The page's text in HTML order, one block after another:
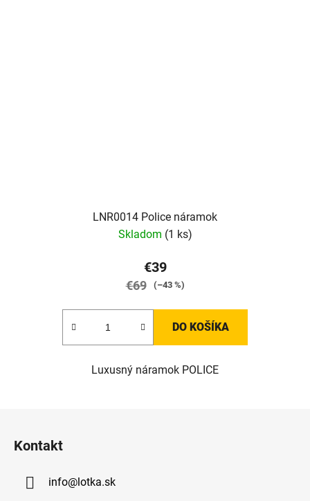
LNR0014 Police náramok
Skladom (1 ks)
€39
€69 (–43 %)
DO KOŠÍKA
Luxusný náramok POLICE
Kontakt
info@lotka.sk